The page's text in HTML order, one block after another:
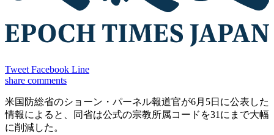
Tweet Facebook Line
share comments
米国防総省のショーン・パーネル報道官が6月5日に公表した
情報によると、同省は公式の宗教所属コードを31にまで大幅
に削減した。